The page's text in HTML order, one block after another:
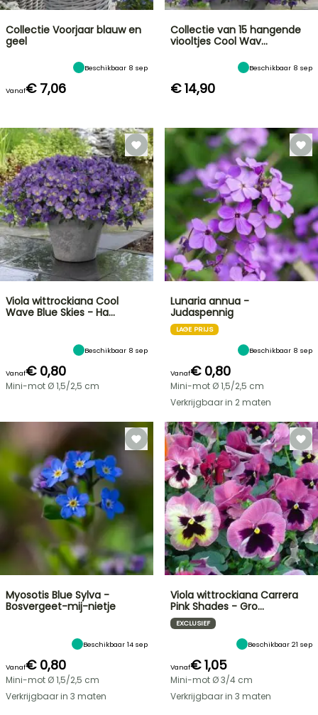
Collectie Voorjaar blauw en
geel
Beschikbaar 8 sep
Vanaf€ 7,06
Collectie van 15 hangende
viooltjes Cool Wav…
Beschikbaar 8 sep
€ 14,90
Viola wittrockiana Cool
Wave Blue Skies - Ha…
Beschikbaar 8 sep
Vanaf€ 0,80
Mini-mot Ø 1,5/2,5 cm
Lunaria annua -
Judaspennig
LAGE PRIJS
Beschikbaar 8 sep
Vanaf€ 0,80
Mini-mot Ø 1,5/2,5 cm
Verkrijgbaar in 2 maten
Myosotis Blue Sylva -
Bosvergeet-mij-nietje
Beschikbaar 14 sep
Vanaf€ 0,80
Mini-mot Ø 1,5/2,5 cm
Verkrijgbaar in 3 maten
Viola wittrockiana Carrera
Pink Shades - Gro…
EXCLUSIEF
Beschikbaar 21 sep
Vanaf€ 1,05
Mini-mot Ø 3/4 cm
Verkrijgbaar in 3 maten